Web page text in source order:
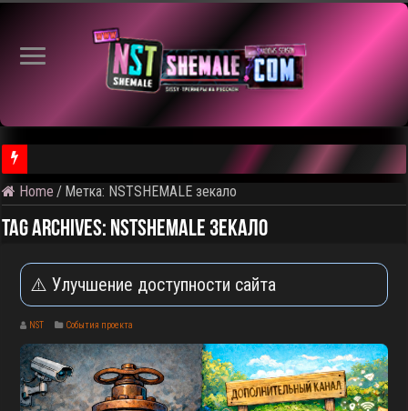
⚠️ Результаты голосования и тема следующего откртытого
Home / Метка: NSTSHEMALE зекало
Tag Archives: NSTSHEMALE зекало
⚠️ Улучшение доступности сайта
NST События проекта